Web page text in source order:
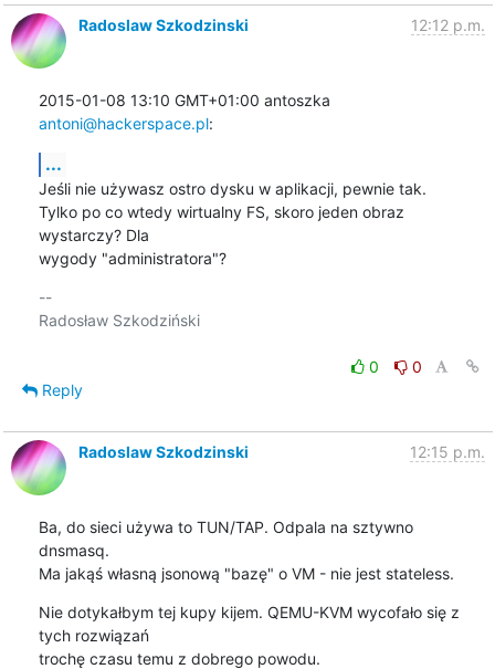
Radoslaw Szkodzinski 12:12 p.m.
antoni@hackerspace.pl:
...
Jeśli nie używasz ostro dysku w aplikacji, pewnie tak.
Tylko po co wtedy wirtualny FS, skoro jeden obraz
wystarczy? Dla
wygody "administratora"?
--
Radosław Szkodziński
0
0
Reply
Radoslaw Szkodzinski 12:15 p.m.
Ba, do sieci używa to TUN/TAP. Odpala na sztywno
dnsmasq.
Ma jakąś własną jsonową "bazę" o VM - nie jest stateless.
Nie dotykałbym tej kupy kijem. QEMU-KVM wycofało się z
tych rozwiązań
trochę czasu temu z dobrego powodu.